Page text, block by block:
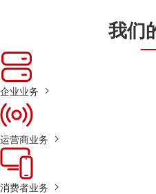
我们
企业业务
运营商业务
消费者业务